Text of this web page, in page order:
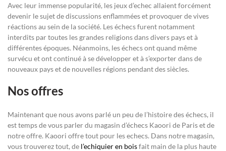
Avec leur immense popularité, les jeux d’echec allaient forcément
devenir le sujet de discussions enflammées et provoquer de vives
réactions au sein de la société. Les échecs furent notamment
interdits par toutes les grandes religions dans divers pays et à
différentes époques. Néanmoins, les échecs ont quand même
survécu et ont continué à se développer et à s’exporter dans de
nouveaux pays et de nouvelles régions pendant des siècles.
Nos offres
Maintenant que nous avons parlé un peu de l’histoire des échecs, il
est temps de vous parler du magasin d’échecs Kaoori de Paris et de
notre offre. Kaoori offre tout pour les echecs. Dans notre magasin,
vous trouverez tout, de l’echiquier en boisfait main de la plus haute